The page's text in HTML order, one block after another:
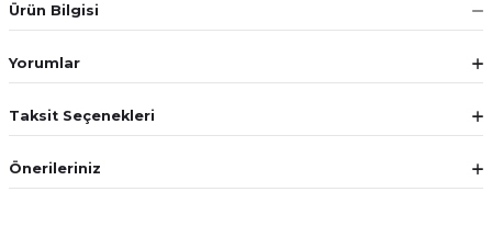
Ürün Bilgisi
Yorumlar
Taksit Seçenekleri
Önerileriniz